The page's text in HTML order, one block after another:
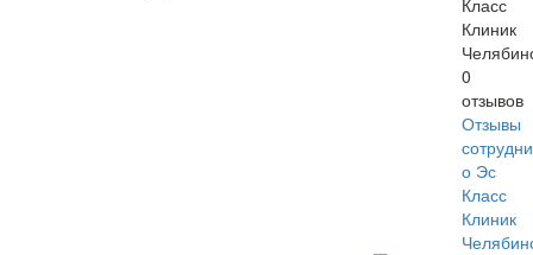
Класс
Клиник
0
отзывов
Отзывы
о Эс
Класс
Клиник